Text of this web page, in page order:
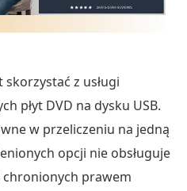
z usługi
płyt DVD na dysku USB.
w przeliczeniu na jedną
opcji nie obsługuje
chronionych prawem